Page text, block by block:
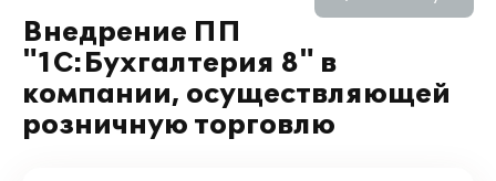
Внедрение ПП
"1С:Бухгалтерия 8" в
компании, осуществляющей
розничную торговлю